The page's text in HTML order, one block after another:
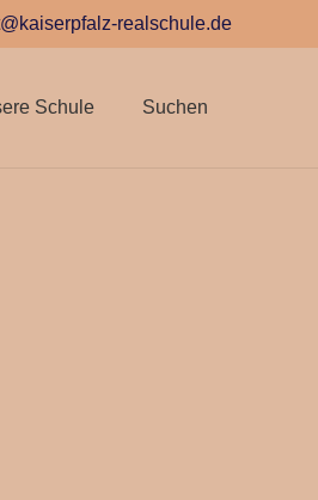
realschule.de
Schule Suchen